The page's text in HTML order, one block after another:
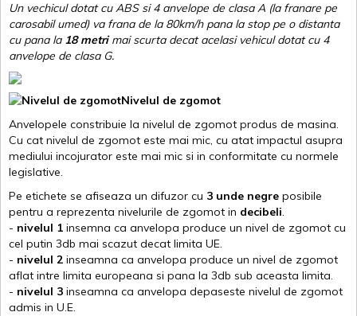
Un vechicul dotat cu ABS si 4 anvelope de clasa A (la franare pe
carosabil umed) va frana de la 80km/h pana la stop pe o distanta
cu pana la 18 metrimai scurta decat acelasi vehicul dotat cu 4
anvelope de clasa G.
Nivelul de zgomot
Anvelopele constribuie la nivelul de zgomot produs de masina.
Cu cat nivelul de zgomot este mai mic, cu atat impactul asupra
mediului incojurator este mai mic si in conformitate cu normele
legislative.
Pe etichete se afiseaza un difuzor cu 3 unde negre posibile
pentru a reprezenta nivelurile de zgomot in decibeli.
- nivelul 1 insemna ca anvelopa produce un nivel de zgomot cu
cel putin 3db mai scazut decat limita UE.
- nivelul 2 inseamna ca anvelopa produce un nivel de zgomot
aflat intre limita europeana si pana la 3db sub aceasta limita.
- nivelul 3 inseamna ca anvelopa depaseste nivelul de zgomot
admis in U.E.